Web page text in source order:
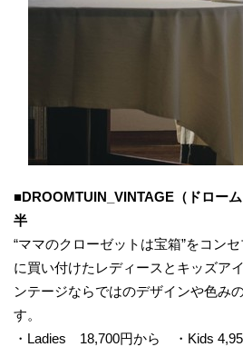
■DROOMTUIN_VINTAGE（ドロー
半
“ママのクローゼットは宝箱”をコン
に買い付けたレディースとキッズア
ンテージならではのデザインや色み
す。
・Ladies 18,700円から ・Kids